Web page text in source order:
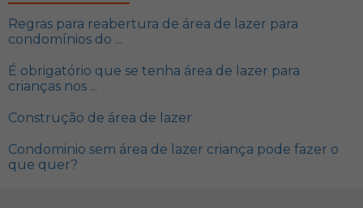
Regras para reabertura de área de lazer para
condomínios do ...
É obrigatório que se tenha área de lazer para
crianças nos ...
Construção de área de lazer
Condominio sem área de lazer criança pode fazer o
que quer?